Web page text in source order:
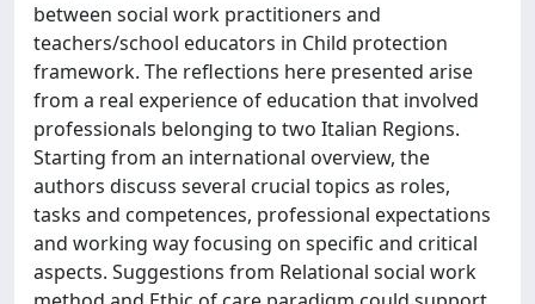
between social work practitioners and
teachers/school educators in Child protection
framework. The reflections here presented arise
from a real experience of education that involved
professionals belonging to two Italian Regions.
Starting from an international overview, the
authors discuss several crucial topics as roles,
tasks and competences, professional expectations
and working way focusing on specific and critical
aspects. Suggestions from Relational social work